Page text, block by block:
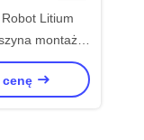
Litium
montażu
Assembly
cenę